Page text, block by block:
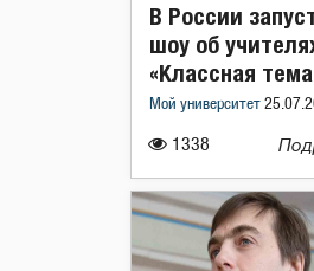
1338
В России
шоу об
«Классная
Мой университет